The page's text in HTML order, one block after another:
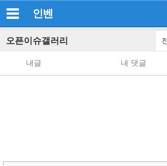
인벤
오픈이슈갤러리
내글 내 댓글